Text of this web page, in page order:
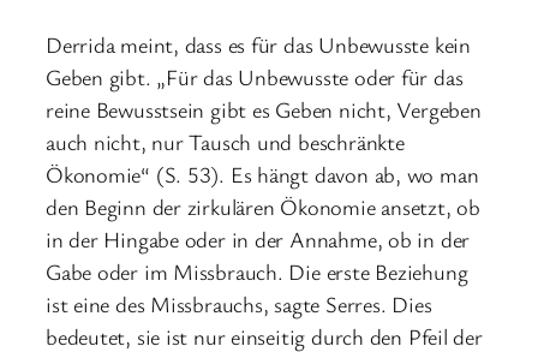
Derrida meint, dass es für das Unbewusste kein
Geben gibt. „Für das Unbewusste oder für das
reine Bewusstsein gibt es Geben nicht, Vergeben
auch nicht, nur Tausch und beschränkte
Ökonomie“ (S. 53). Es hängt davon ab, wo man
den Beginn der zirkulären Ökonomie ansetzt, ob
in der Hingabe oder in der Annahme, ob in der
Gabe oder im Missbrauch. Die erste Beziehung
ist eine des Missbrauchs, sagte Serres. Dies
bedeutet, sie ist nur einseitig durch den Pfeil der